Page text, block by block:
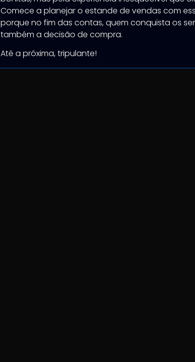
Comece a planejar o estande de vendas com
porque no fim das contas, quem conquista os
também a decisão de compra.
Até a próxima, tripulante!